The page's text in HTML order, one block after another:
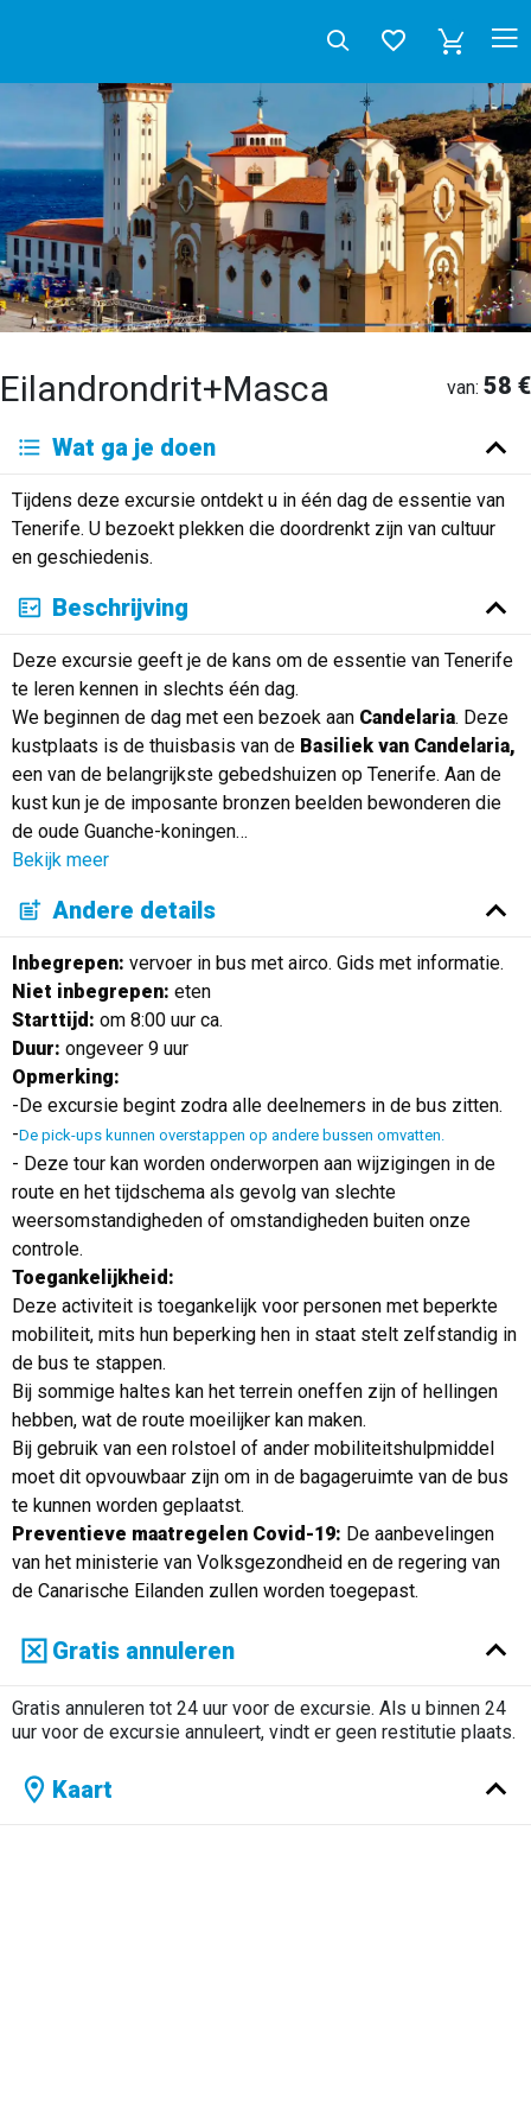
Eilandrondrit+Masca van: 58 €
Deutsch English
Français
Italiano
Neerlandés
Русский
Wat ga je doen
Tijdens deze excursie ontdekt u in één dag de essentie van
Tenerife. U bezoekt plekken die doordrenkt zijn van cultuur
en geschiedenis.
Beschrijving
Deze excursie geeft je de kans om de essentie van Tenerife
te leren kennen in slechts één dag.
We beginnen de dag met een bezoek aan Candelaria. Deze
kustplaats is de thuisbasis van de Basiliek van Candelaria,
een van de belangrijkste gebedshuizen op Tenerife. Aan de
kust kun je de imposante bronzen beelden bewonderen die
de oude Guanche-koningen…
Bekijk meer
Andere details
Inbegrepen: vervoer in bus met airco. Gids met informatie.
Niet inbegrepen: eten
Starttijd: om 8:00 uur ca.
Duur: ongeveer 9 uur
Opmerking:
-De excursie begint zodra alle deelnemers in de bus zitten.
-De pick-ups kunnen overstappen op andere bussen omvatten.
- Deze tour kan worden onderworpen aan wijzigingen in de
route en het tijdschema als gevolg van slechte
weersomstandigheden of omstandigheden buiten onze
controle.
Toegankelijkheid:
Deze activiteit is toegankelijk voor personen met beperkte
mobiliteit, mits hun beperking hen in staat stelt zelfstandig in
de bus te stappen.
Bij sommige haltes kan het terrein oneffen zijn of hellingen
hebben, wat de route moeilijker kan maken.
Bij gebruik van een rolstoel of ander mobiliteitshulpmiddel
moet dit opvouwbaar zijn om in de bagageruimte van de bus
te kunnen worden geplaatst.
Preventieve maatregelen Covid-19: De aanbevelingen
van het ministerie van Volksgezondheid en de regering van
de Canarische Eilanden zullen worden toegepast.
Gratis annuleren
Gratis annuleren tot 24 uur voor de excursie. Als u binnen 24
uur voor de excursie annuleert, vindt er geen restitutie plaats.
Kaart